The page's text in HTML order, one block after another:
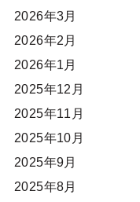
2026年3月
2026年2月
2026年1月
2025年12月
2025年11月
2025年10月
2025年9月
2025年8月